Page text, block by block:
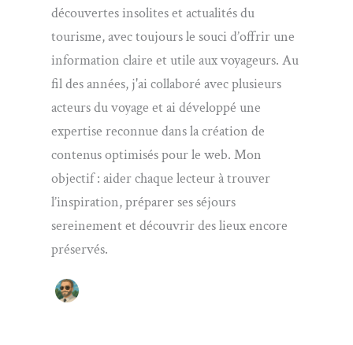
découvertes insolites et actualités du
tourisme, avec toujours le souci d’offrir une
information claire et utile aux voyageurs. Au
fil des années, j'ai collaboré avec plusieurs
acteurs du voyage et ai développé une
expertise reconnue dans la création de
contenus optimisés pour le web. Mon
objectif : aider chaque lecteur à trouver
l’inspiration, préparer ses séjours
sereinement et découvrir des lieux encore
préservés.